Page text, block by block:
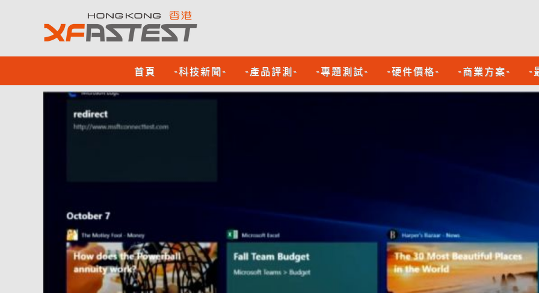
首頁 -科技新聞- -產品評測- -專題測試- -硬件價格- -商業方案- -